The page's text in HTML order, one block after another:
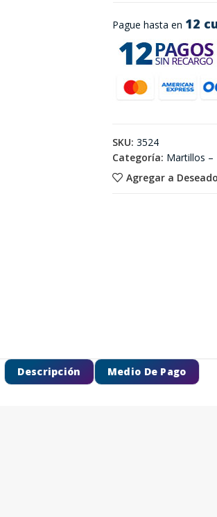
Pague hasta en 12
Agregar a
SKU: 3524
Categoría: Martillos –
Descripción Medio De Pago